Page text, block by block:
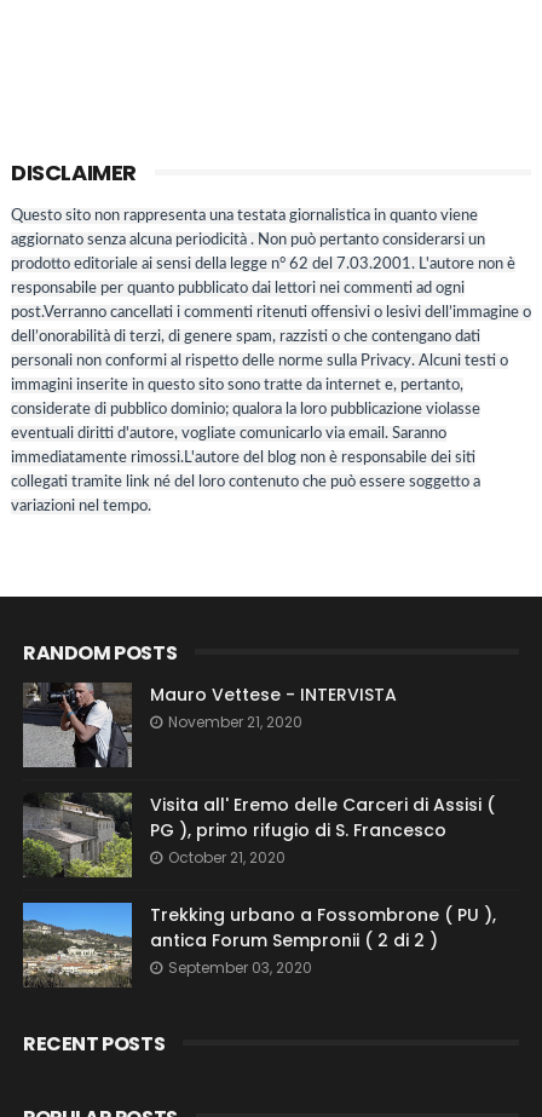
DISCLAIMER
Questo sito non rappresenta una testata giornalistica in quanto viene
aggiornato senza alcuna periodicità . Non può pertanto considerarsi un
prodotto editoriale ai sensi della legge n° 62 del 7.03.2001. L'autore non è
responsabile per quanto pubblicato dai lettori nei commenti ad ogni
post.Verranno cancellati i commenti ritenuti offensivi o lesivi dell’immagine o
dell’onorabilità di terzi, di genere spam, razzisti o che contengano dati
personali non conformi al rispetto delle norme sulla Privacy. Alcuni testi o
immagini inserite in questo sito sono tratte da internet e, pertanto,
considerate di pubblico dominio; qualora la loro pubblicazione violasse
eventuali diritti d'autore, vogliate comunicarlo via email. Saranno
immediatamente rimossi.L'autore del blog non è responsabile dei siti
collegati tramite link né del loro contenuto che può essere soggetto a
variazioni nel tempo.
RANDOM POSTS
Mauro Vettese - INTERVISTA
November 21, 2020
Visita all' Eremo delle Carceri di Assisi (
PG ), primo rifugio di S. Francesco
October 21, 2020
Trekking urbano a Fossombrone ( PU ),
antica Forum Sempronii ( 2 di 2 )
September 03, 2020
RECENT POSTS